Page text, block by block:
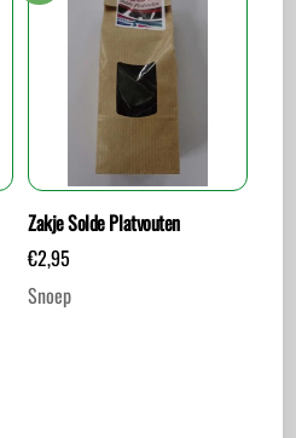
Zakje Solde Platvouten
€2,95
Snoep